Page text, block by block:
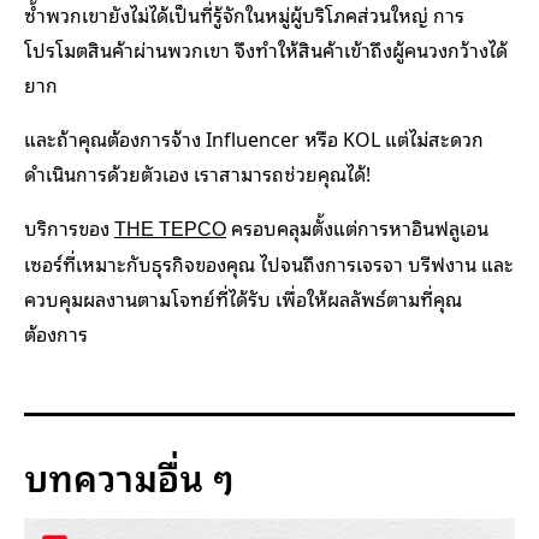
ซ้ำพวกเขายังไม่ได้เป็นที่รู้จักในหมู่ผู้บริโภคส่วนใหญ่ การ
โปรโมตสินค้าผ่านพวกเขา จึงทำให้สินค้าเข้าถึงผู้คนวงกว้างได้
ยาก
และถ้าคุณต้องการจ้าง Influencer หรือ KOL แต่ไม่สะดวก
ดำเนินการด้วยตัวเอง เราสามารถช่วยคุณได้!
บริการของ THE TEPCO ครอบคลุมตั้งแต่การหาอินฟลูเอน
เซอร์ที่เหมาะกับธุรกิจของคุณ ไปจนถึงการเจรจา บรีฟงาน และ
ควบคุมผลงานตามโจทย์ที่ได้รับ เพื่อให้ผลลัพธ์ตามที่คุณ
ต้องการ
บทความอื่น ๆ